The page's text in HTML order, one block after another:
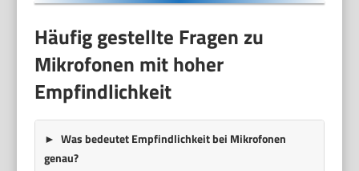
Häufig gestellte Fragen zu
Mikrofonen mit hoher
Empfindlichkeit
Was bedeutet Empfindlichkeit bei Mikrofonen
genau?